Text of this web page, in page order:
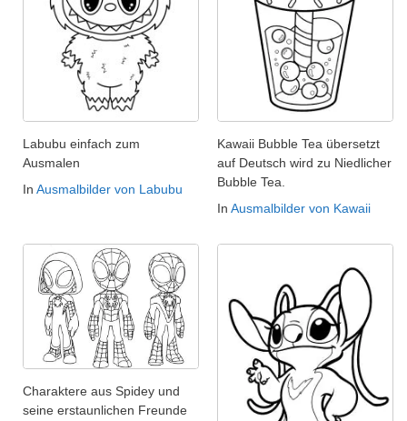
Labubu einfach zum
Ausmalen
In Ausmalbilder von Labubu
Kawaii Bubble Tea übersetzt
auf Deutsch wird zu Niedlicher
Bubble Tea.
In Ausmalbilder von Kawaii
Charaktere aus Spidey und
seine erstaunlichen Freunde